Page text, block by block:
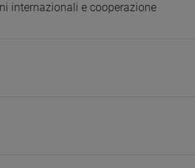
internazionali e cooperazione